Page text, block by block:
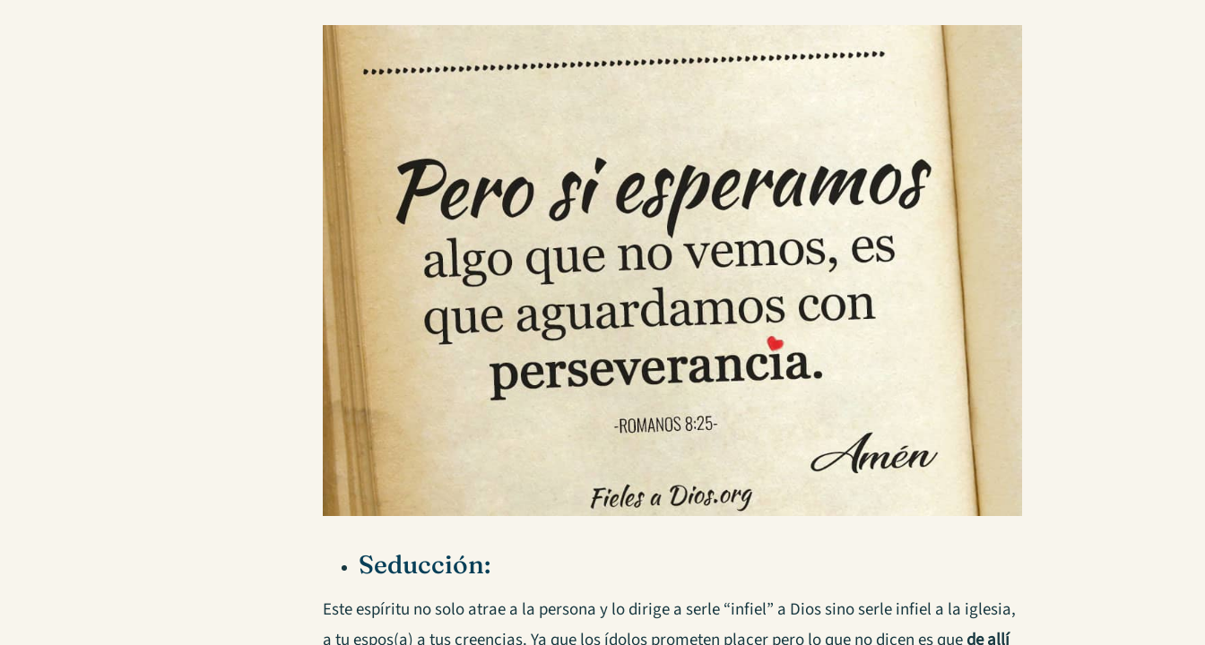
Seducción:
Este espíritu no solo atrae a la persona y lo dirige a serle “infiel” a Dios sino serle infiel a la iglesia,
a tu espos(a) a tus creencias. Ya que los ídolos prometen placer pero lo que no dicen es quede allí